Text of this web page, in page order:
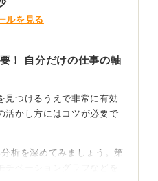
ルを見る
！ 自分だけの仕事の軸
見つけるうえで非常に有効
活かし方にはコツが必要で
析を深めてみましょう。第
ベーショングラフなどを